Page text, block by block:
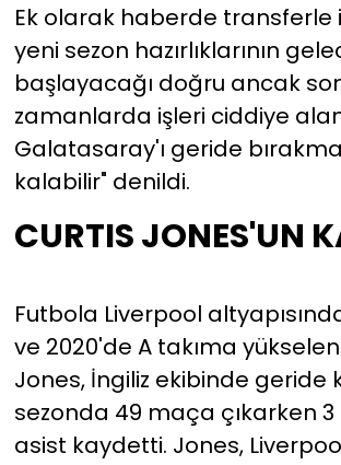
Ek olarak haberde transferle
yeni sezon hazırlıklarının
başlayacağı doğru ancak
zamanlarda işleri ciddiye
Galatasaray'ı geride
kalabilir" denildi.
CURTIS JONES'UN
Futbola Liverpool
ve 2020'de A takıma
Jones, İngiliz ekibinde geride
sezonda 49 maça çıkarken 3
asist kaydetti. Jones,